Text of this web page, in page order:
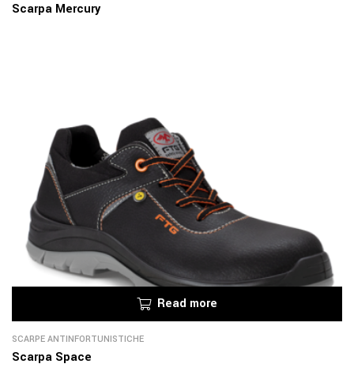
Scarpa Mercury
Read more
SCARPE ANTINFORTUNISTICHE
Scarpa Space